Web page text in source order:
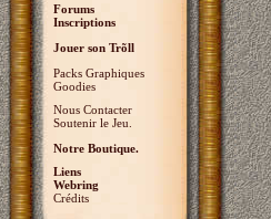
Forums
Inscriptions
Jouer son Trõll
Packs Graphiques
Goodies
Nous Contacter
Soutenir le Jeu.
Notre Boutique.
Liens
Webring
Crédits